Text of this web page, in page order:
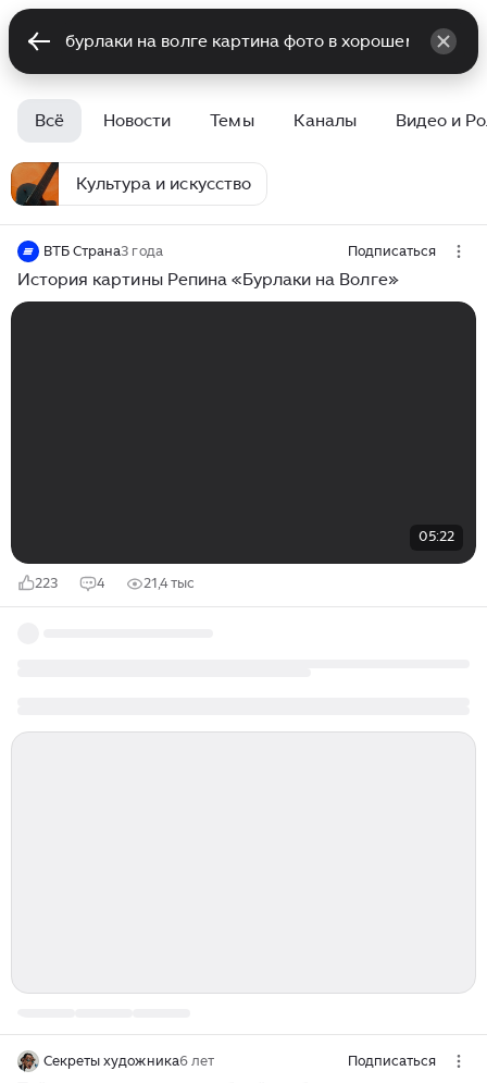
Всё Новости Темы Каналы Видео и
Культура и искусство
ВТБ Страна3 года Подписаться
История картины Репина «Бурлаки на Волге»
05:22
223 4 21,4 тыс
Секреты художника6 лет Подписаться